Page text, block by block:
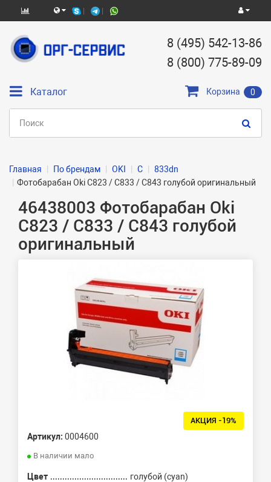
8 (495) 542-13-86
8 (800) 775-89-09
Каталог Корзина 0
Главная По брендам OKI C
833dn
Фотобарабан Oki C823 / C833 / C843 голубой оригинальный
46438003 Фотобарабан Oki
C823 / C833 / C843 голубой
оригинальный
АКЦИЯ -19%
Артикул: 0004600
В наличии мало
Цвет
голубой (cyan)